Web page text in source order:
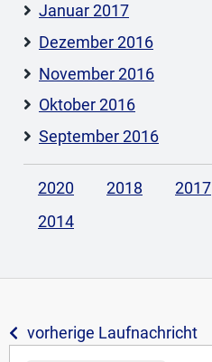
Januar 2017
Dezember 2016
November 2016
Oktober 2016
September 2016
2020 2018 2017
2014
vorherige Laufnachricht